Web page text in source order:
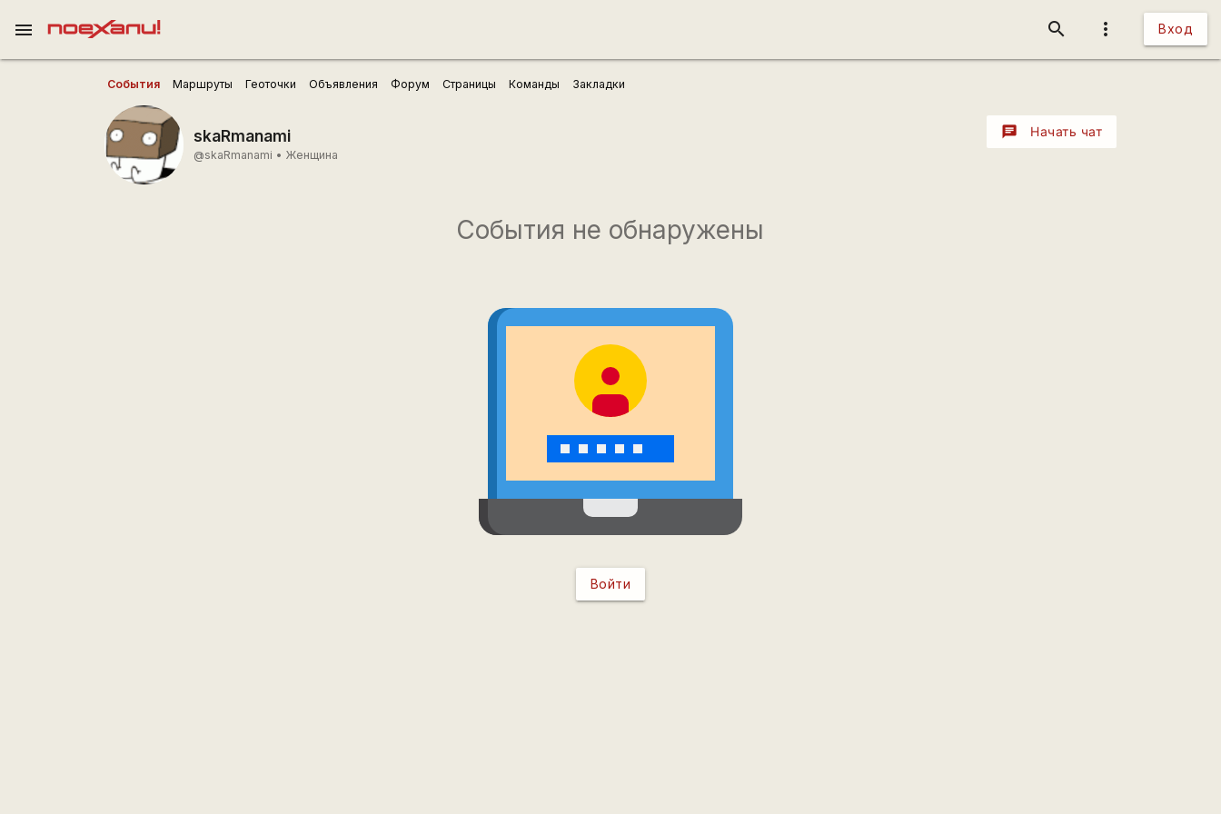
more_vert Вход
search
menu
События Маршруты Геоточки Объявления Форум Страницы Команды Закладки
skaRmanami
@skaRmanami • Женщина
chat Начать чат
События не обнаружены
Войти